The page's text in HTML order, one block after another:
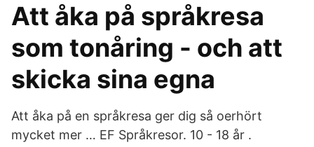
Att åka på språkresa
som tonåring - och att
skicka sina egna
Att åka på en språkresa ger dig så oerhört
mycket mer … EF Språkresor. 10 - 18 år .